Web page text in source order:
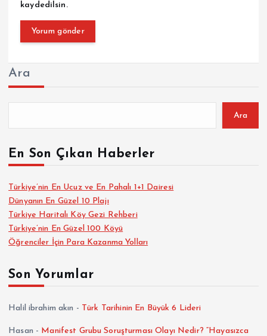
kaydedilsin.
Ara
Ara
En Son Çıkan Haberler
Türkiye’nin En Ucuz ve En Pahalı 1+1 Dairesi
Dünyanın En Güzel 10 Plajı
Türkiye Haritalı Köy Gezi Rehberi
Türkiye’nin En Güzel 100 Köyü
Öğrenciler İçin Para Kazanma Yolları
Son Yorumlar
Halil ibrahim akın - Türk Tarihinin En Büyük 6 Lideri
Hasan - Manifest Grubu Soruşturması Olayı Nedir? “Hayasızca